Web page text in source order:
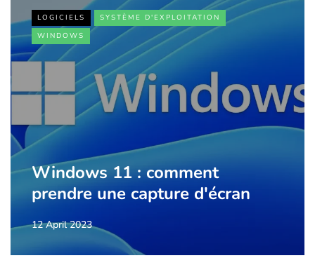
LOGICIELS
SYSTÈME D'EXPLOITATION
WINDOWS
Windows 11 : comment
prendre une capture d'écran
12 April 2023